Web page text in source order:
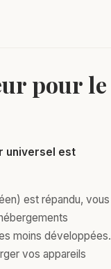
pour le
universel est
est répandu, vous
moins développées.
vos appareils